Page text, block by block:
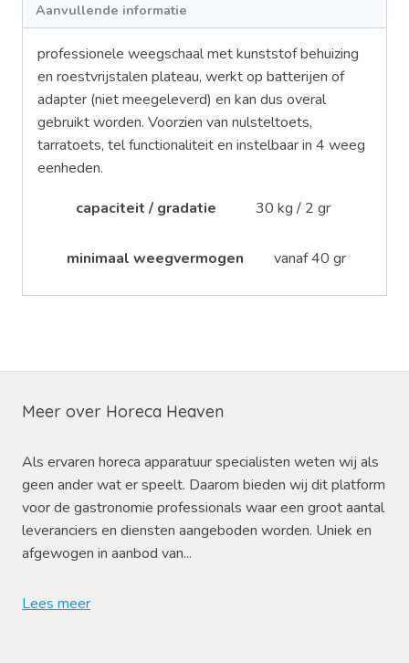
Aanvullende informatie
professionele weegschaal met kunststof behuizing
en roestvrijstalen plateau, werkt op batterijen of
adapter (niet meegeleverd) en kan dus overal
gebruikt worden. Voorzien van nulsteltoets,
tarratoets, tel functionaliteit en instelbaar in 4 weeg
eenheden.
capaciteit / gradatie
30 kg / 2 gr
minimaal weegvermogen vanaf 40 gr
Meer over Horeca Heaven
Als ervaren horeca apparatuur specialisten weten wij als
geen ander wat er speelt. Daarom bieden wij dit platform
voor de gastronomie professionals waar een groot aantal
leveranciers en diensten aangeboden worden. Uniek en
afgewogen in aanbod van...
Lees meer